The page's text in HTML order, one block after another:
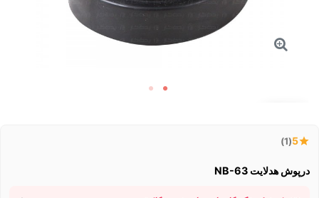
5
(1)
درپوش هدلایت NB-63